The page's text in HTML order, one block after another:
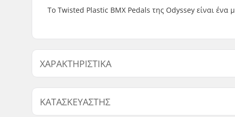
Tο Twisted Plastic BMX Pedals της Odyssey είναι
ΧΑΡΑΚΤΗΡΙΣΤΙΚΆ
Διάμετρος άξονα πεντάλ:
9/16"
Υλικό πεντάλ:
ΚΑΤΑΣΚΕΥΑΣΤΉΣ